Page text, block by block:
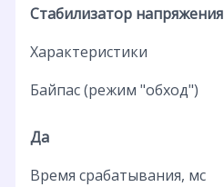
Стабилизатор напряжения
Характеристики
Байпас (режим "обход")
Да
Время срабатывания, мс